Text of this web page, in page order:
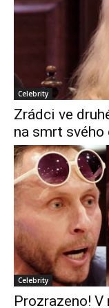
Celebrity
Zrádci ve
na smrt svého
Celebrity
Prozrazeno!